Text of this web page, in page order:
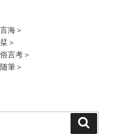
海＞
＞
言考＞
筆＞